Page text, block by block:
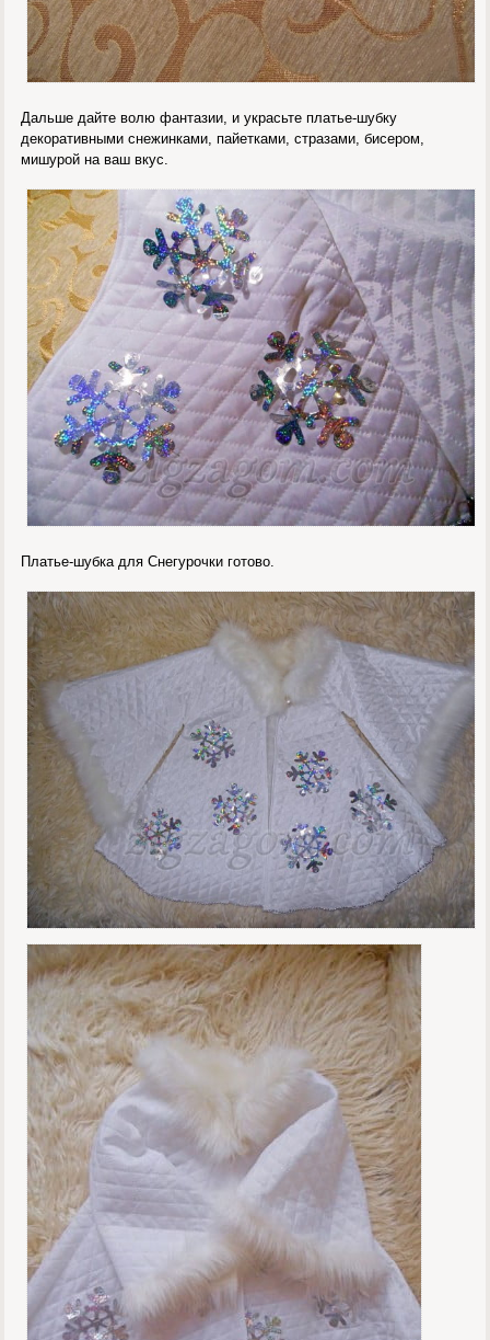
Дальше дайте волю фантазии, и украсьте платье-шубку
декоративными снежинками, пайетками, стразами, бисером,
мишурой на ваш вкус.
Платье-шубка для Снегурочки готово.